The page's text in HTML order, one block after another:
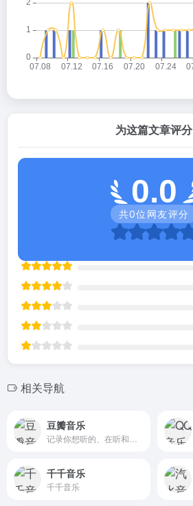
为这篇文章评分
0.0
共0位网友评分
相关导航
豆瓣音乐
千千音乐
千千音乐